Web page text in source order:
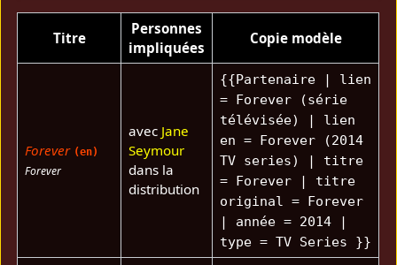
Titre
Personnes
impliquées
Copie modèle
Forever (en)
Forever
avec Jane
Seymour
dans la
distribution
{{Partenaire | lien
= Forever (série
télévisée) | lien
en = Forever (2014
TV series) | titre
= Forever | titre
original = Forever
| année = 2014 |
type = TV Series }}